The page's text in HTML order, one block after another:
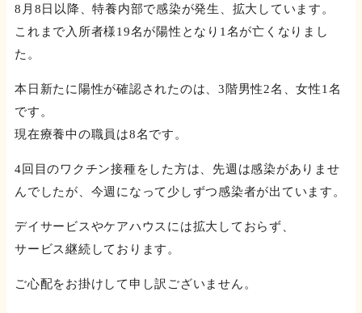
8月8日以降、特養内部で感染が発生、拡大しています。
これまで入所者様19名が陽性となり1名が亡くなりまし
た。
本日新たに陽性が確認されたのは、3階男性2名、女性1名
です。
現在療養中の職員は8名です。
4回目のワクチン接種をした方は、先週は感染がありませ
んでしたが、今週になって少しずつ感染者が出ています。
デイサービスやケアハウスには拡大しておらず、
サービス継続しております。
ご心配をお掛けして申し訳ございません。